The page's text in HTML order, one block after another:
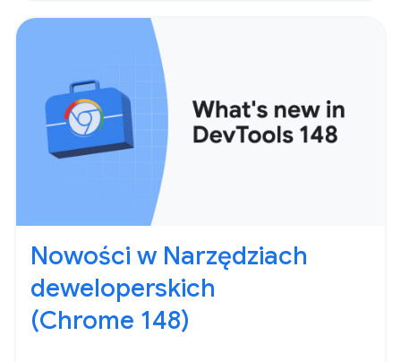
Nowości w Narzędziach
deweloperskich
(Chrome 148)